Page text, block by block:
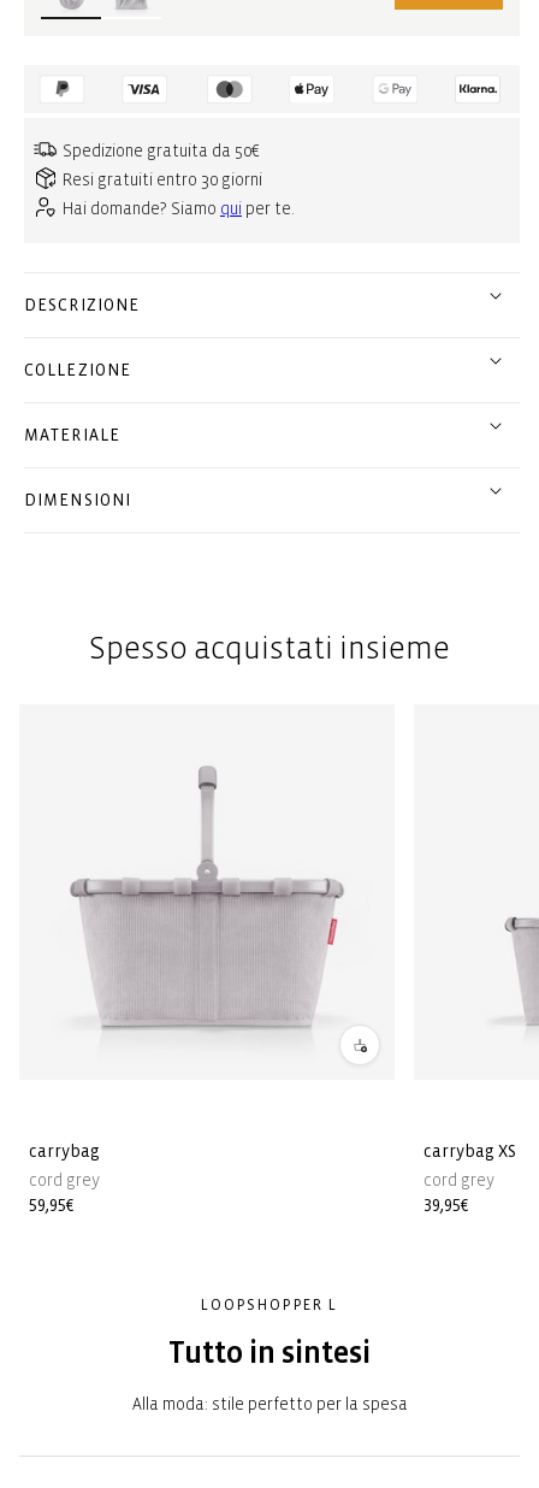
Spedizione gratuita da 50€
Resi gratuiti entro 30 giorni
Hai domande? Siamo qui per te.
DESCRIZIONE
COLLEZIONE
MATERIALE
DIMENSIONI
Spesso acquistati insieme
carrybag
cord grey
Prezzo
59,95€
carrybag XS
cord grey
Prezzo
39,95€
LOOPSHOPPER L
Tutto in sintesi
Alla moda: stile perfetto per la spesa